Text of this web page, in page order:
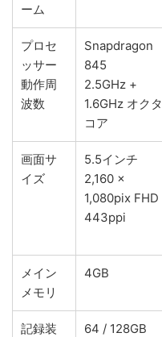
ーム
プロセ
ッサー
動作周
波数
Snapdragon
845
2.5GHz +
1.6GHz オクタ
コア
画面サ
イズ
5.5インチ
2,160 ×
1,080pix FHD
443ppi
メイン
メモリ
4GB
記録装
64 / 128GB